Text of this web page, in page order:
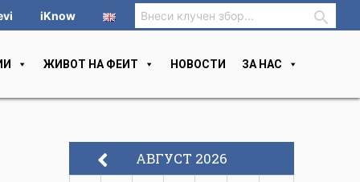
iKnow
ЖИВОТ НА ФЕИТ НОВОСТИ ЗА НАС
АВГУСТ 2026